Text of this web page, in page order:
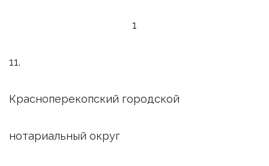
1
11.
Красноперекопский городской
нотариальный округ